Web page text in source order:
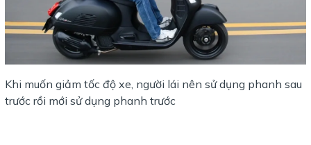
Khi muốn giảm tốc độ xe, người lái nên sử dụng phanh sau
trước rồi mới sử dụng phanh trước